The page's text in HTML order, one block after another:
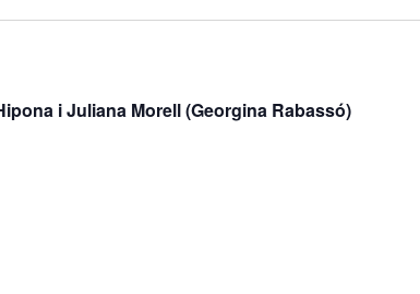
i Juliana Morell (Georgina Rabassó)